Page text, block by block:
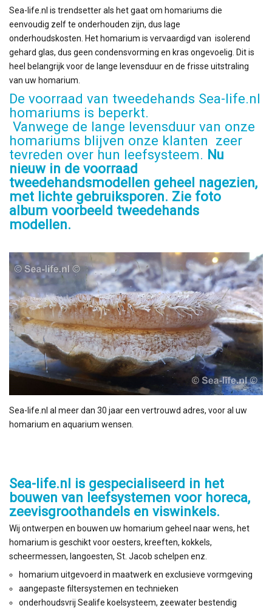
Sea-life.nl is trendsetter als het gaat om homariums die
eenvoudig zelf te onderhouden zijn, dus lage
onderhoudskosten. Het homarium is vervaardigd van isolerend
gehard glas, dus geen condensvorming en kras ongevoelig. Dit is
heel belangrijk voor de lange levensduur en de frisse uitstraling
van uw homarium.
De voorraad van tweedehands Sea-life.nl
homariums is beperkt.
Vanwege de lange levensduur van onze
homariums blijven onze klanten zeer
tevreden over hun leefsysteem. Nu
nieuw in de voorraad
tweedehandsmodellen geheel nagezien,
met lichte gebruiksporen. Zie foto
album voorbeeld tweedehands
modellen.
Sea-life.nl al meer dan 30 jaar een vertrouwd adres, voor al uw
homarium en aquarium wensen.
Sea-life.nl is gespecialiseerd in het
bouwen van leefsystemen voor horeca,
zeevisgroothandels en viswinkels.
Wij ontwerpen en bouwen uw homarium geheel naar wens, het
homarium is geschikt voor oesters, kreeften, kokkels,
scheermessen, langoesten, St. Jacob schelpen enz.
homarium uitgevoerd in maatwerk en exclusieve vormgeving
aangepaste filtersystemen en technieken
onderhoudsvrij Sealife koelsysteem, zeewater bestendig